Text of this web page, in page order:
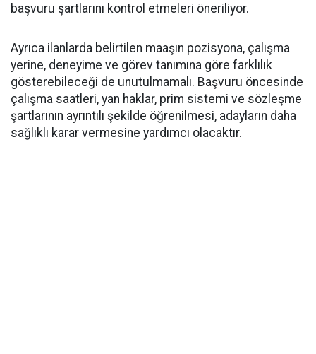
başvuru şartlarını kontrol etmeleri öneriliyor.
Ayrıca ilanlarda belirtilen maaşın pozisyona, çalışma
yerine, deneyime ve görev tanımına göre farklılık
gösterebileceği de unutulmamalı. Başvuru öncesinde
çalışma saatleri, yan haklar, prim sistemi ve sözleşme
şartlarının ayrıntılı şekilde öğrenilmesi, adayların daha
sağlıklı karar vermesine yardımcı olacaktır.